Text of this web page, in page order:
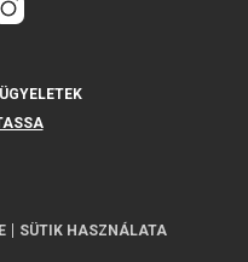
SÜTIK HASZNÁLATA